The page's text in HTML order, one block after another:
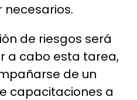
de riesgos será
a cabo esta tarea,
de un
capacitaciones a